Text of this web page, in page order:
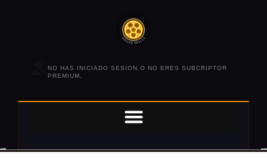
NO HAS INICIADO SESION O NO ERES SUBCRIPTOR
PREMIUM.